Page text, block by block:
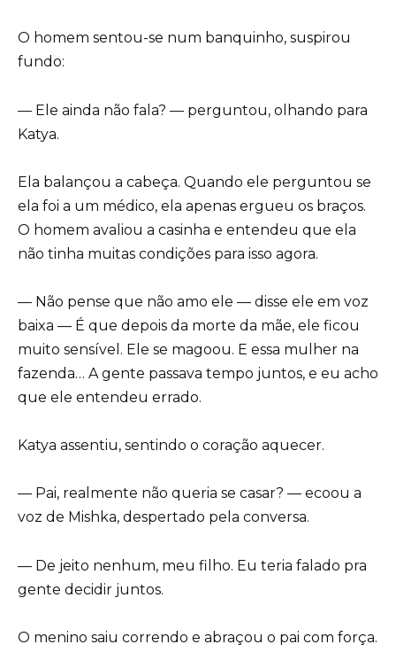
O homem sentou-se num banquinho, suspirou
fundo:
— Ele ainda não fala? — perguntou, olhando para
Katya.
Ela balançou a cabeça. Quando ele perguntou se
ela foi a um médico, ela apenas ergueu os braços.
O homem avaliou a casinha e entendeu que ela
não tinha muitas condições para isso agora.
— Não pense que não amo ele — disse ele em voz
baixa — É que depois da morte da mãe, ele ficou
muito sensível. Ele se magoou. E essa mulher na
fazenda… A gente passava tempo juntos, e eu acho
que ele entendeu errado.
Katya assentiu, sentindo o coração aquecer.
— Pai, realmente não queria se casar? — ecoou a
voz de Mishka, despertado pela conversa.
— De jeito nenhum, meu filho. Eu teria falado pra
gente decidir juntos.
O menino saiu correndo e abraçou o pai com força.